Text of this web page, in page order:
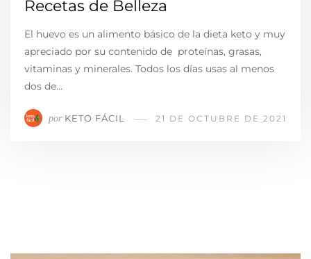
Recetas de Belleza
El huevo es un alimento básico de la dieta keto y muy
apreciado por su contenido de proteínas, grasas,
vitaminas y minerales. Todos los días usas al menos
dos de…
por KETO FÁCIL 21 DE OCTUBRE DE 2021